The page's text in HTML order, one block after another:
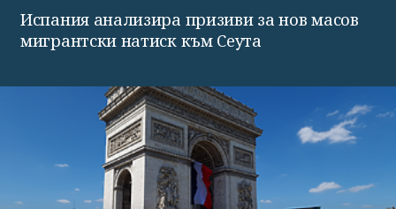
Испания анализира призиви за нов масов
мигрантски натиск към Сеута